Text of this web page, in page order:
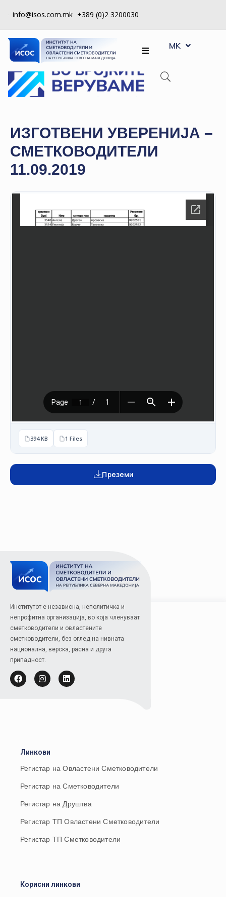
info@isos.com.mk +389 (0)2 3200030
ЗА
НАС
РЕГИСТРИ
НА
КВАЛИТЕТ
КАКО
СТАНАМ
MK
SQ
ИЗГОТВЕНИ УВЕРЕНИЈА –
СМЕТКОВОДИТЕЛИ
11.09.2019
394 KB 1 Files
Преземи
Институтот е независна, неполитичка и
непрофитна организација, во која членуваат
сметководители и овластените
сметководители, без оглед на нивната
национална, верска, расна и друга
припадност.
Линкови
Регистар на Овластени Сметководители
Регистар на Сметководители
Регистар на Друштва
Регистар ТП Овластени Сметководители
Регистар ТП Сметководители
Корисни линкови